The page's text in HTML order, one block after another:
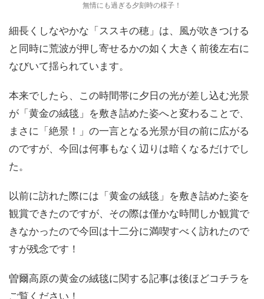
無情にも過ぎる夕刻時の様子！
細長くしなやかな「ススキの穂」は、風が吹きつける
と同時に荒波が押し寄せるかの如く大きく前後左右に
なびいて揺られています。
本来でしたら、この時間帯に夕日の光が差し込む光景
が「黄金の絨毯」を敷き詰めた姿へと変わることで、
まさに「絶景！」の一言となる光景が目の前に広がる
のですが、今回は何事もなく辺りは暗くなるだけでし
た。
以前に訪れた際には「黄金の絨毯」を敷き詰めた姿を
観賞できたのですが、その際は僅かな時間しか観賞で
きなかったので今回は十二分に満喫すべく訪れたので
すが残念です！
曽爾高原の黄金の絨毯に関する記事は後ほどコチラを
ご覧ください！